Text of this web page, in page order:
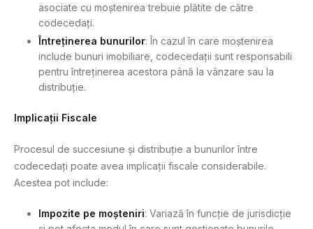
asociate cu moștenirea trebuie plătite de către
codecedați.
Întreținerea bunurilor: În cazul în care moștenirea
include bunuri imobiliare, codecedații sunt responsabili
pentru întreținerea acestora până la vânzare sau la
distribuție.
Implicații Fiscale
Procesul de succesiune și distribuție a bunurilor între
codecedați poate avea implicații fiscale considerabile.
Acestea pot include:
Impozite pe moșteniri: Variază în funcție de jurisdicție